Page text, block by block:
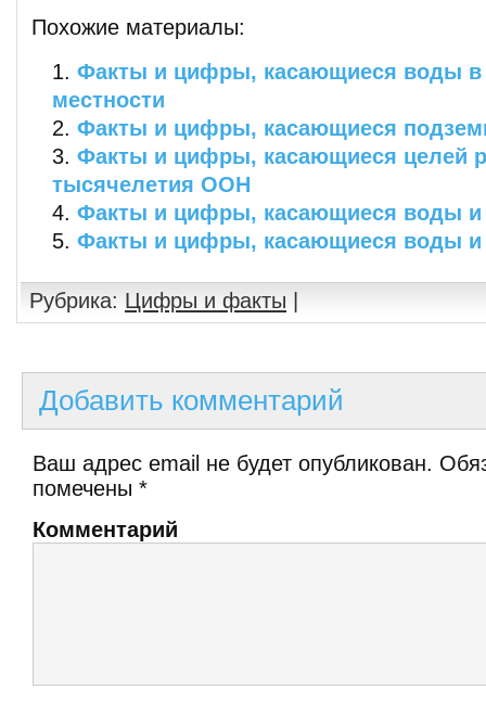
Похожие материалы:
Факты и цифры, касающиеся воды в
местности
Факты и цифры, касающиеся
Факты и цифры, касающиеся целей
тысячелетия ООН
Факты и цифры, касающиеся воды и
Факты и цифры, касающиеся воды
Рубрика: Цифры и факты
Добавить комментарий
Ваш адрес email не будет опубликован.
помечены *
Комментарий